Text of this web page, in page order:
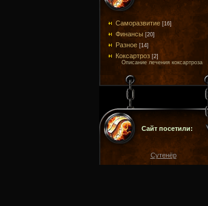
Саморазвитие [16]
Финансы [20]
Разное [14]
Коксартроз [2]
Описание лечения коксартроза
Сайт посетили:
Сутенёр